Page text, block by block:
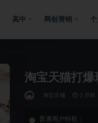
高中 网创营销
淘宝天猫打爆
淘宝店铺 3 月前
普通用户特权：